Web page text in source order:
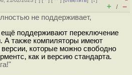
+ / –
не поддерживает,
поддерживают переключение
А также компиляторы имеют
которые можно свободно
как и версию стандарта.